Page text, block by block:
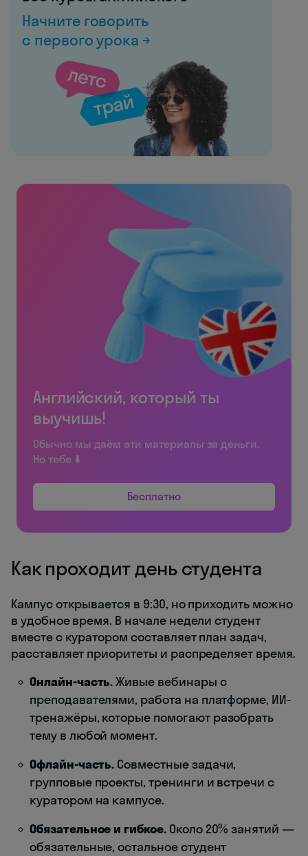
Начните говорить
с первого урока →
Английский, который ты
выучишь!
Обычно мы даём эти материалы за деньги.
Но тебе ⬇️
Бесплатно
Как проходит день студента
Кампус открывается в 9:30, но приходить можно
в удобное время. В начале недели студент
вместе с куратором составляет план задач,
расставляет приоритеты и распределяет время.
Онлайн-часть.Живые вебинары с
преподавателями, работа на платформе, ИИ-
тренажёры, которые помогают разобрать
тему в любой момент.
Офлайн-часть. Совместные задачи,
групповые проекты, тренинги и встречи с
куратором на кампусе.
Обязательное и гибкое.Около 20% занятий —
обязательные, остальное студент